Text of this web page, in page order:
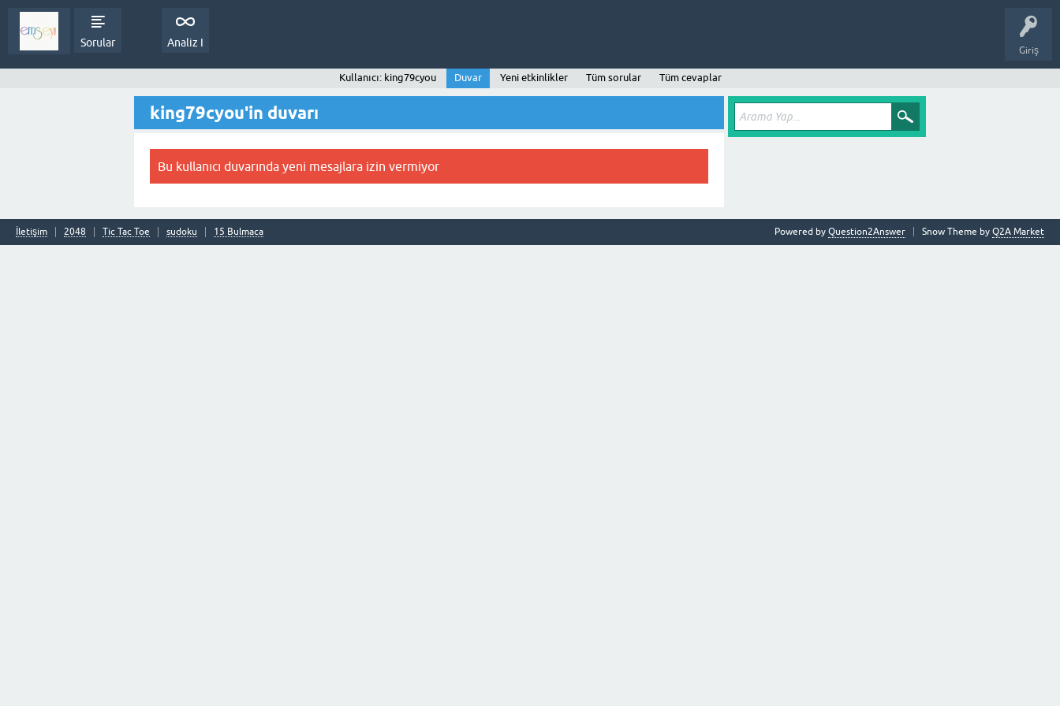
Giriş
Sorular Analiz I
Kullanıcı: king79cyou Duvar Yeni etkinlikler Tüm sorular Tüm cevaplar
king79cyou'in duvarı
Bu kullanıcı duvarında yeni mesajlara izin vermiyor
İletişim 2048 Tic Tac Toe sudoku 15 Bulmaca Snow Theme by Q2A Market
Powered by Question2Answer